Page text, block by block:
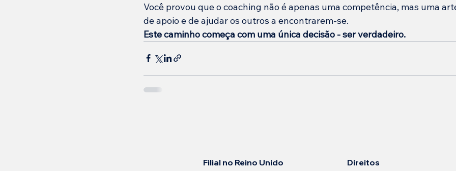
Você provou que o coaching não é apenas uma competência, mas uma
de apoio e de ajudar os outros a encontrarem-se.
Este caminho começa com uma única decisão - ser verdadeiro.
Filial no Reino Unido Direitos